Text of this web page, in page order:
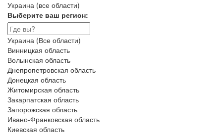
Украина (все области)
Выберите ваш регион:
Украина (Все области)
Винницкая область
Волынская область
Днепропетровская область
Донецкая область
Житомирская область
Закарпатская область
Запорожская область
Ивано-Франковская область
Киевская область